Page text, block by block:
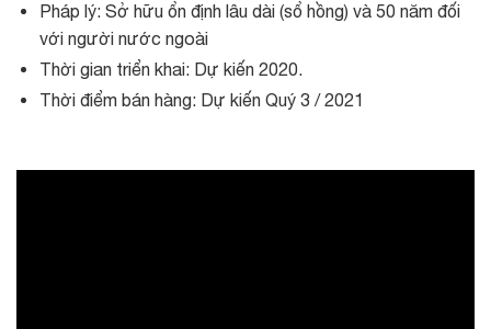
Pháp lý: Sở hữu ổn định lâu dài (sổ hồng) và 50 năm đối
với người nước ngoài
Thời gian triển khai: Dự kiến 2020.
Thời điểm bán hàng: Dự kiến Quý 3 / 2021